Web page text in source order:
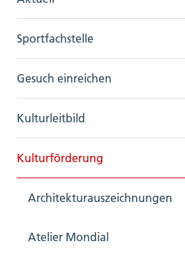
Sportfachstelle
Gesuch einreichen
Kulturleitbild
Kulturförderung
Architekturauszeichnungen
Atelier Mondial